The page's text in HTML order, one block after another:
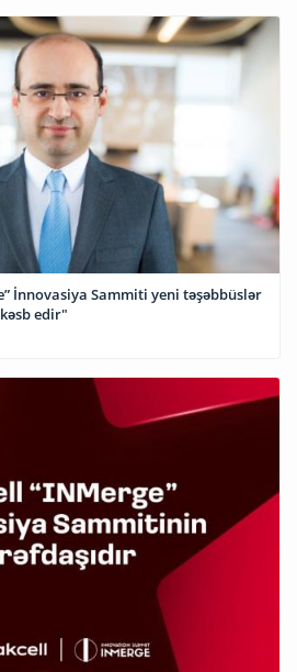
İnnovasiya Sammiti yeni təşəbbüslər
edir"